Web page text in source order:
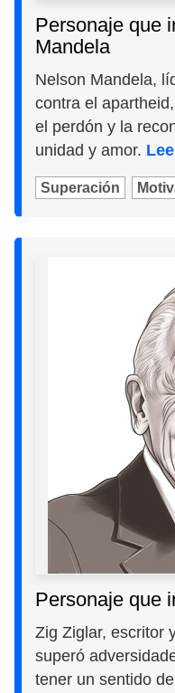
Personaje que
Mandela
Nelson Mandela,
contra el
el perdón y la
unidad y amor.
Superación
Personaje que
Zig Ziglar, escritor
superó
tener un sentido